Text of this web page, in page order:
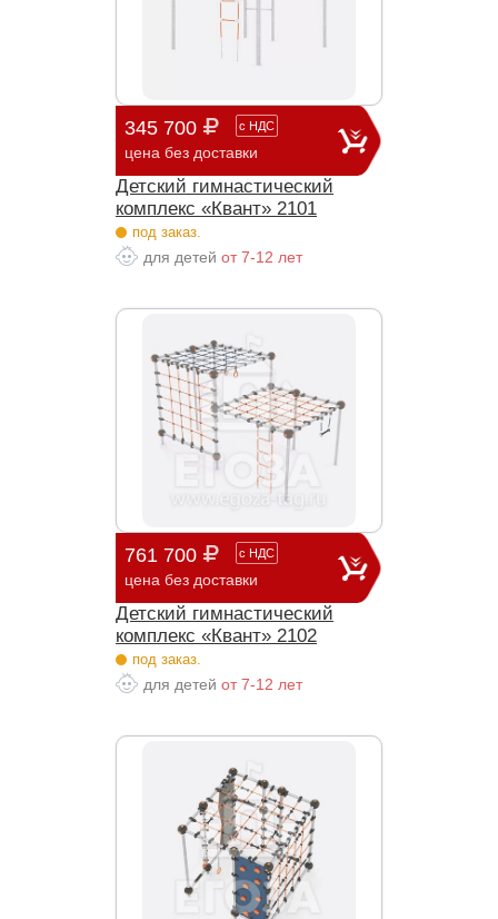
345 700 с НДС
цена без доставки
Детский гимнастический
комплекс «Квант» 2101
под заказ.
для детей от 7-12 лет
761 700 с НДС
цена без доставки
Детский гимнастический
комплекс «Квант» 2102
под заказ.
для детей от 7-12 лет